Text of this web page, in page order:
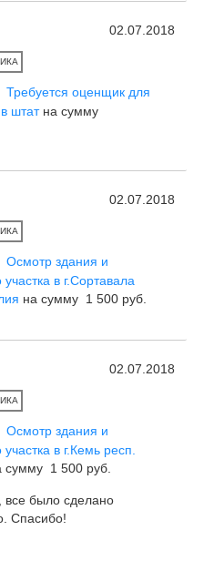
02.07.2018
Требуется оценщик для
штатна сумму
02.07.2018
Осмотр здания и
в г.Сортавала
на сумму 1 500 руб.
02.07.2018
Осмотр здания и
в г.Кемь респ.
сумму 1 500 руб.
все было сделано
Спасибо!